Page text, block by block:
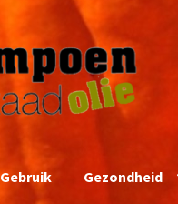
Gebruik Gezondheid